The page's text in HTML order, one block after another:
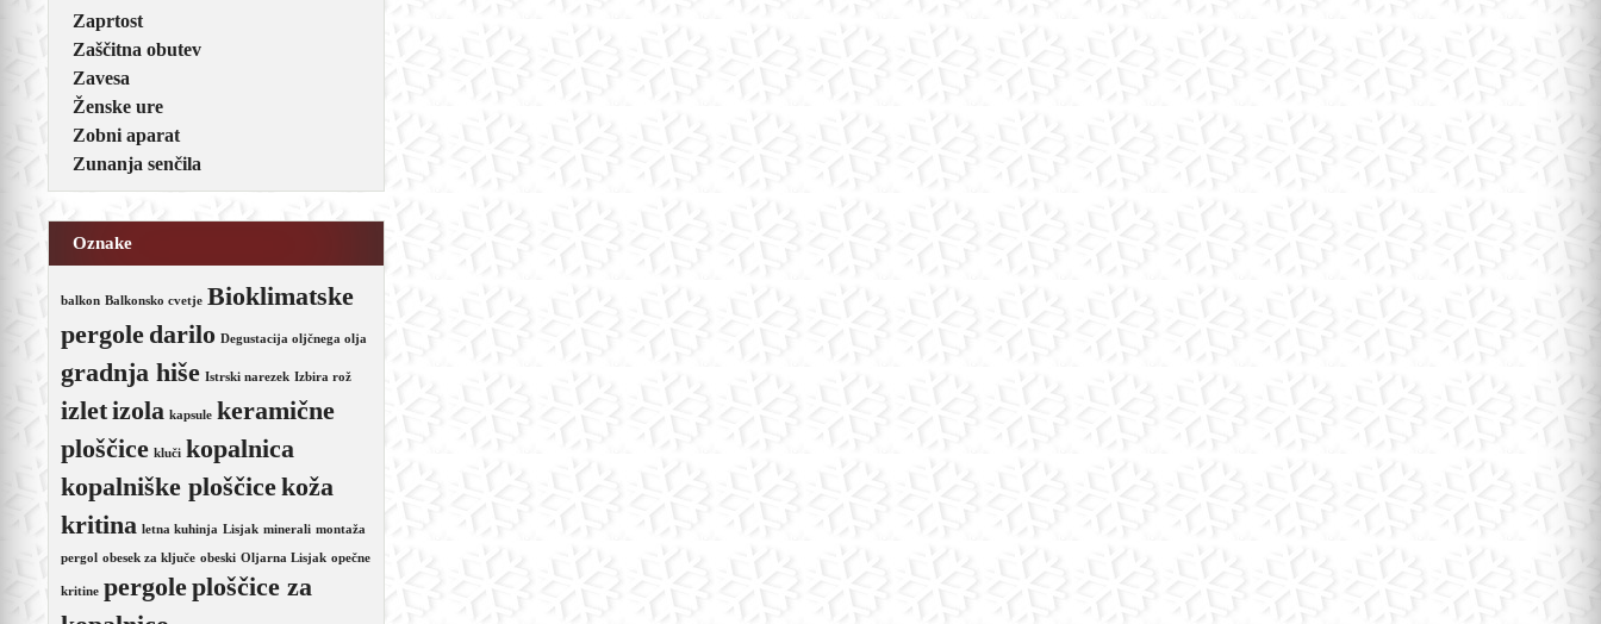
Zaprtost
Zaščitna obutev
Zavesa
Ženske ure
Zobni aparat
Zunanja senčila
Oznake
balkon Balkonsko cvetje Bioklimatske
pergole darilo Degustacija oljčnega olja
gradnja hiše Istrski narezek Izbira rož
izletizola kapsule keramične
ploščice kluči kopalnica
kopalniške ploščicekoža
kritina letna kuhinja Lisjak minerali montaža
pergol obesek za ključe obeski Oljarna Lisjak opečne
kritine pergoleploščice za